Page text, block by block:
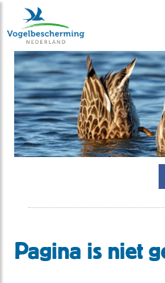
Pagina is niet